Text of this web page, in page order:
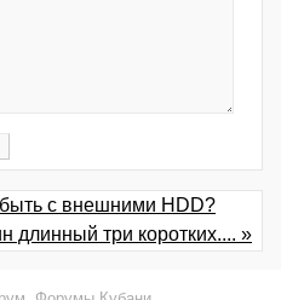
с внешними HDD?
длинный три коротких.... »